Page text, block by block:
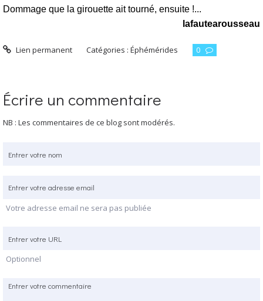
Dommage que la girouette ait tourné, ensuite !...
lafautearousseau
Lien permanent Catégories :Éphémérides 0
Écrire un commentaire
NB : Les commentaires de ce blog sont modérés.
Votre adresse email ne sera pas publiée
Optionnel